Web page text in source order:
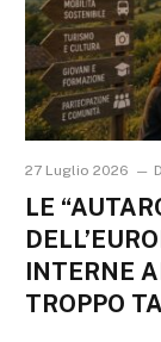
27 Luglio 2026
LE
INTERNE
TROPPO